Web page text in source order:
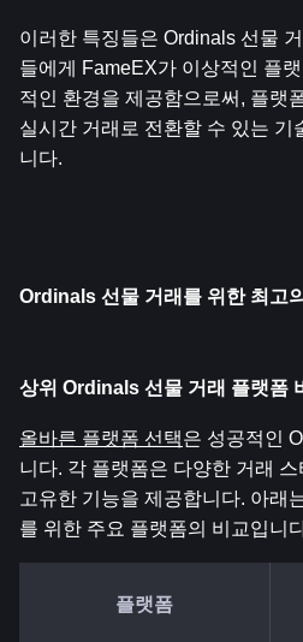
이러한 특징들은 Ordinals 선물
들에게 FameEX가 이상적인 플
적인 환경을 제공함으로써, 플랫
실시간 거래로 전환할 수 있는 기
니다.
Ordinals 선물 거래를 위한 최고
상위 Ordinals 선물 거래 플랫폼
올바른 플랫폼 선택은 성공적인
니다. 각 플랫폼은 다양한 거래
고유한 기능을 제공합니다. 아래
를 위한 주요 플랫폼의 비교입니
플랫폼